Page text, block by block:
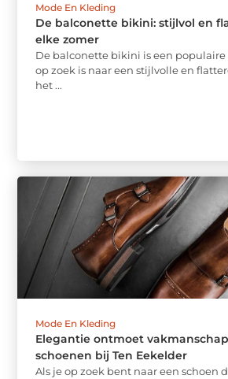
Mode En Kleding
De balconette bikini: stijlvol en
elke zomer
De balconette bikini is een populaire
op zoek is naar een stijlvolle en
het ...
Mode En Kleding
Elegantie ontmoet
schoenen bij Ten Eekelder
Als je op zoek bent naar een schoen